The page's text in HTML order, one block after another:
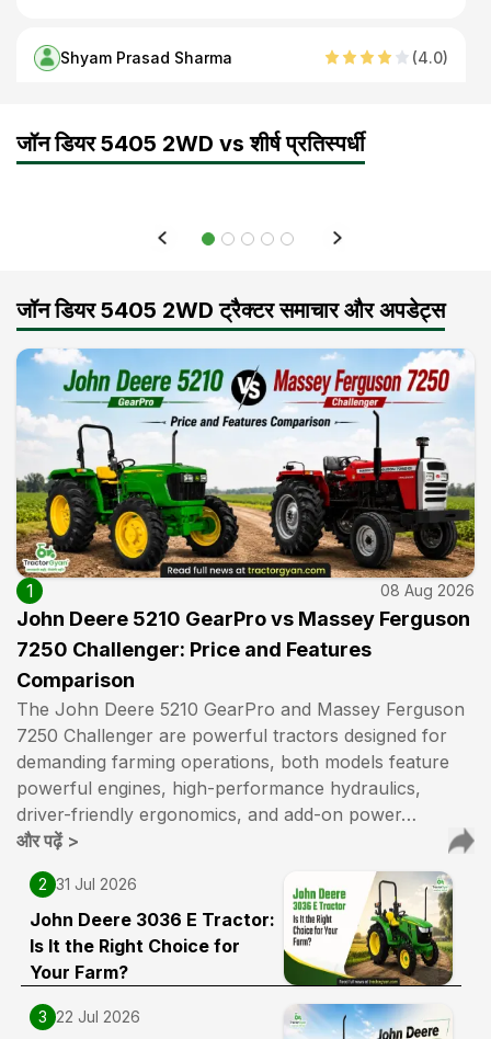
Shyam Prasad Sharma (4.0)
Nitesh Choudhary (4.0)
Good tractor!! bhut hi majbut tractor h bs chlane mein thodi dikkat hoti h seat ki wjh se bki to mileage bhi achi deta h aur brakes aur engine bhi bhut ache se kaam krte h sare attachment ke sath bhi bhut ache se laam krta h!!
04 Aug 2020
जॉन डियर 5405 2WD vs शीर्ष प्रतिस्पर्धी
जॉन डियर 5405 2WD ट्रैक्टर समाचार और अपडेट्स
1 08 Aug 2026
John Deere 5210 GearPro vs Massey Ferguson
7250 Challenger: Price and Features
Comparison
The John Deere 5210 GearPro and Massey Ferguson
7250 Challenger are powerful tractors designed for
demanding farming operations, both models feature
powerful engines, high-performance hydraulics,
driver-friendly ergonomics, and add-on power…
और पढ़ें>
2 31 Jul 2026
John Deere 3036 E Tractor:
Is It the Right Choice for
Your Farm?
3 22 Jul 2026